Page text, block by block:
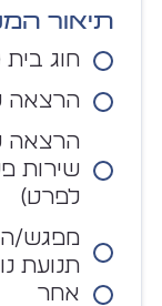
תיאור
חוג בית (15 עד 50
הרצאה לקהל
הרצאה
שירות
לפרט)
מפגש/
תנועת
אחר